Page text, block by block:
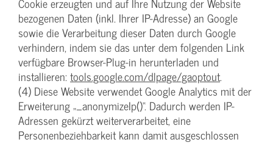
bezogenen Daten (inkl. Ihrer IP-Adresse) an Google
sowie die Verarbeitung dieser Daten durch Google
verhindern, indem sie das unter dem folgenden Link
verfügbare Browser-Plug-in herunterladen und
installieren: tools.google.com/dlpage/gaoptout.
(4) Diese Website verwendet Google Analytics mit der
Erweiterung „_anonymizeIp()“. Dadurch werden IP-
Adressen gekürzt weiterverarbeitet, eine
Personenbeziehbarkeit kann damit ausgeschlossen